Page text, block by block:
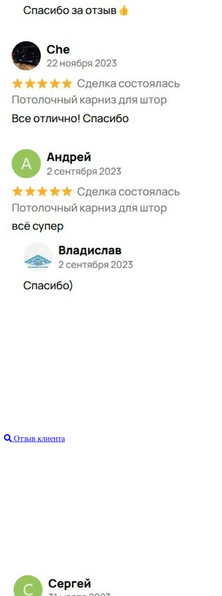
Отзыв клиента